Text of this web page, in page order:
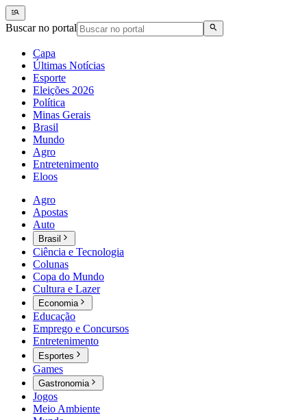
Buscar no portal
Capa
Últimas Notícias
Esporte
Eleições 2026
Política
Minas Gerais
Brasil
Mundo
Agro
Entretenimento
Eloos
Agro
Apostas
Auto
Brasil
Ciência e Tecnologia
Colunas
Copa do Mundo
Cultura e Lazer
Economia
Educação
Emprego e Concursos
Entretenimento
Esportes
Games
Gastronomia
Jogos
Meio Ambiente